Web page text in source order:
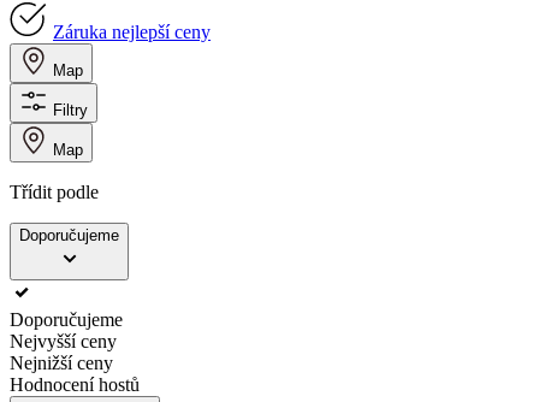
Záruka nejlepší ceny
Map
Filtry
Map
Třídit podle
Doporučujeme
Doporučujeme
Nejvyšší ceny
Nejnižší ceny
Hodnocení hostů